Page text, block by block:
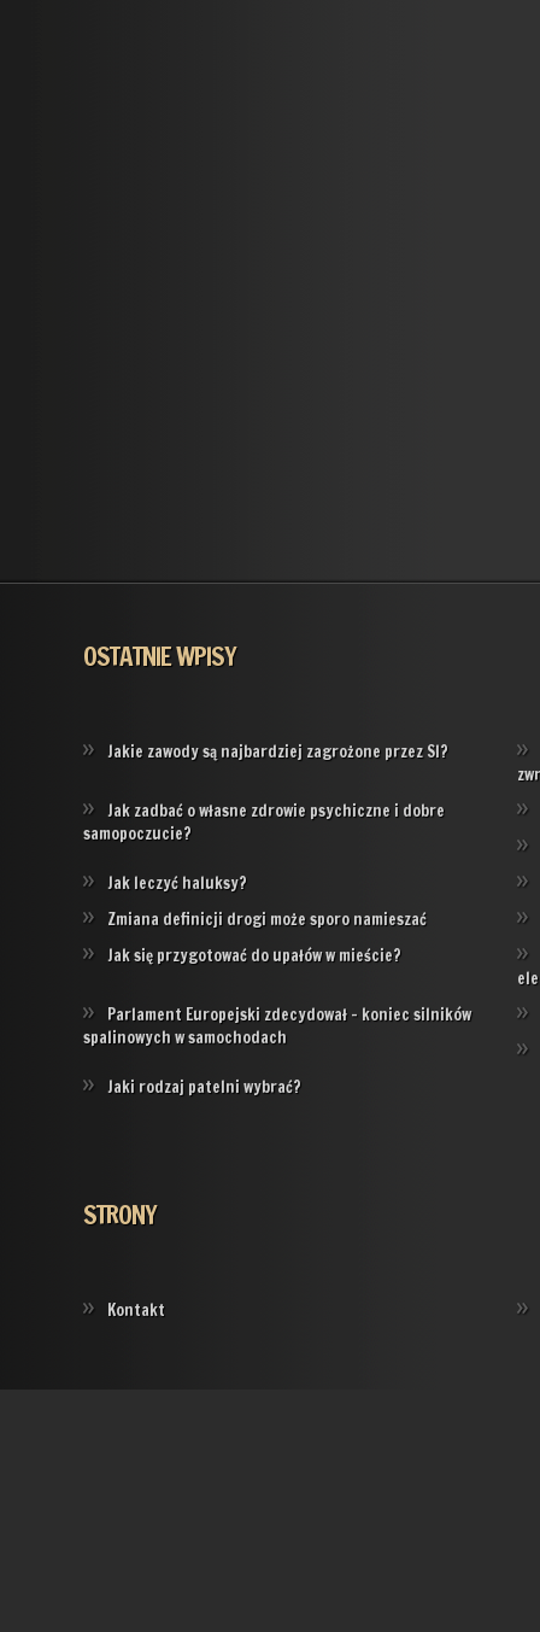
OSTATNIE WPISY
Jakie zawody są najbardziej zagrożone przez SI?
Jak zadbać o własne zdrowie psychiczne i dobre
samopoczucie?
Jak leczyć haluksy?
Zmiana definicji drogi może sporo namieszać
Jak się przygotować do upałów w mieście?
Parlament Europejski zdecydował – koniec silników
spalinowych w samochodach
Jaki rodzaj patelni wybrać?
STRONY
Kontakt